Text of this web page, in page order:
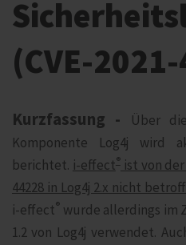
(CVE-
Kurzfassung -
Über
Komponente Log4j wird
berichtet. i‑effect®ist von der
44228 in Log4j 2.x nicht
i‑effect® wurde allerdings im
1.2 von Log4j verwendet.